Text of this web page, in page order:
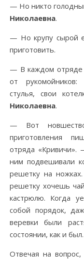
— Но никто
Николаевна.
— Но крупу сырой
приготовить.
— В каждом отряде
от
стулья, свои
Николаевна.
— Вот
приготовления
отряда
ним подвешивали
решетку на
решетку хочешь
кастрюлю. Когда
собой порядок,
веревки были
состоянии, как и был.
Отвечая на